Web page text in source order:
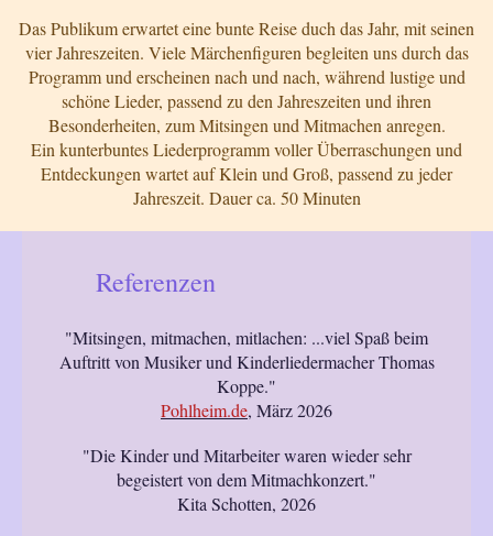
Das Publikum erwartet eine bunte Reise duch das Jahr, mit seinen
vier Jahreszeiten. Viele Märchenfiguren begleiten uns durch das
Programm und erscheinen nach und nach, während lustige und
schöne Lieder, passend zu den Jahreszeiten und ihren
Besonderheiten, zum Mitsingen und Mitmachen anregen.
Ein kunterbuntes Liederprogramm voller Überraschungen und
Entdeckungen wartet auf Klein und Groß, passend zu jeder
Jahreszeit. Dauer ca. 50 Minuten
Referenzen
"Mitsingen, mitmachen, mitlachen: ...viel Spaß beim
Auftritt von Musiker und Kinderliedermacher Thomas
Koppe."
Pohlheim.de, März 2026
"Die Kinder und Mitarbeiter waren wieder sehr
begeistert von dem Mitmachkonzert."
Kita Schotten, 2026